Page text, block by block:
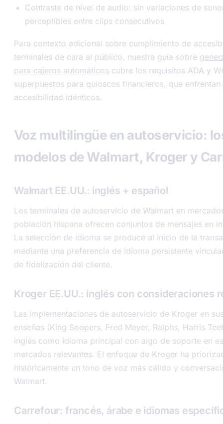
Contraste de nivel de audio: sin variaciones de
perceptibles entre clips consecutivos
Para contexto adicional sobre cumplimiento de
terminales de cara al público, nuestra guía sobre
para cajeros automáticos cubre los requisitos ADA y
superpuestos para quioscos financieros, que
accesibilidad idénticos.
Voz multilingüe en autoservicio:
modelos de Walmart, Kroger y
Walmart EE.UU.: inglés + español
Los terminales de autoservicio de Walmart en
población hispana ofrecen conjuntos de mensajes en
La selección de idioma se produce al inicio de la
mediante una preferencia de idioma persistente
de fidelización del cliente.
Kroger EE.UU.: inglés con consideraciones
Las implementaciones de autoservicio de Kroger en
enseñas (King Soopers, Fred Meyer, Ralphs, Harris
inglés como idioma principal con algo de soporte en
mercados relevantes. El enfoque de Kroger ha
históricamente un tono de voz más cálido y
Walmart.
Carrefour: francés, árabe e idiomas